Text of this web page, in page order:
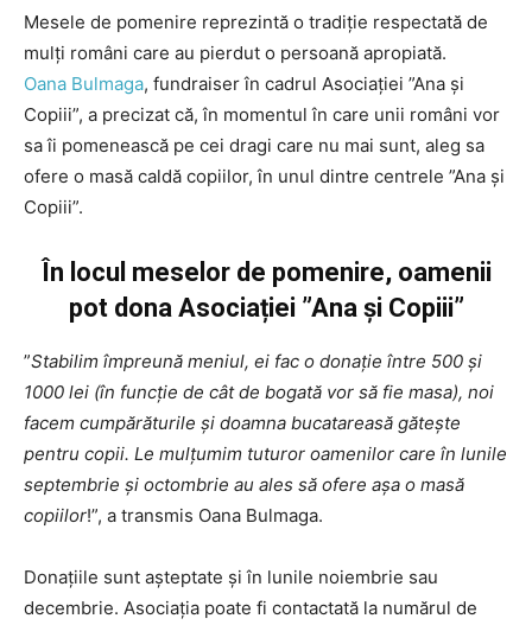
Mesele de pomenire reprezintă o tradiție respectată de
mulți români care au pierdut o persoană apropiată.
Oana Bulmaga, fundraiser în cadrul Asociației ”Ana și
Copiii”, a precizat că, în momentul în care unii români vor
sa îi pomenească pe cei dragi care nu mai sunt, aleg sa
ofere o masă caldă copiilor, în unul dintre centrele ”Ana și
Copiii”.
În locul meselor de pomenire, oamenii
pot dona Asociației ”Ana și Copiii”
”Stabilim împreună meniul, ei fac o donație între 500 și
1000 lei (în funcție de cât de bogată vor să fie masa), noi
facem cumpărăturile și doamna bucatareasă gătește
pentru copii. Le mulțumim tuturor oamenilor care în lunile
septembrie și octombrie au ales să ofere așa o masă
copiilor!”, a transmis Oana Bulmaga.
Donațiile sunt așteptate și în lunile noiembrie sau
decembrie. Asociația poate fi contactată la numărul de